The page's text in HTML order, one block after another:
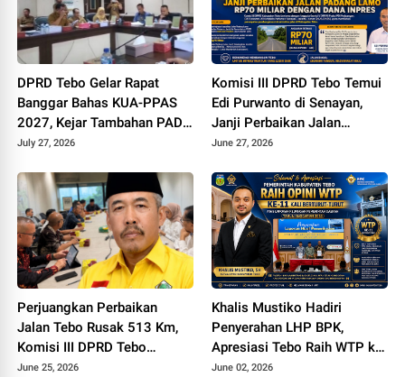
DPRD Tebo Gelar Rapat
Banggar Bahas KUA-PPAS
2027, Kejar Tambahan PAD
dan DBH Sawit
July 27, 2026
Komisi III DPRD Tebo Temui
Edi Purwanto di Senayan,
Janji Perbaikan Jalan
Padang lamo Rp70 Miliar
June 27, 2026
Perjuangkan Perbaikan
Jalan Tebo Rusak 513 Km,
Komisi III DPRD Tebo
Datangi Kemen PU
June 25, 2026
Khalis Mustiko Hadiri
Penyerahan LHP BPK,
Apresiasi Tebo Raih WTP ke
11
June 02, 2026